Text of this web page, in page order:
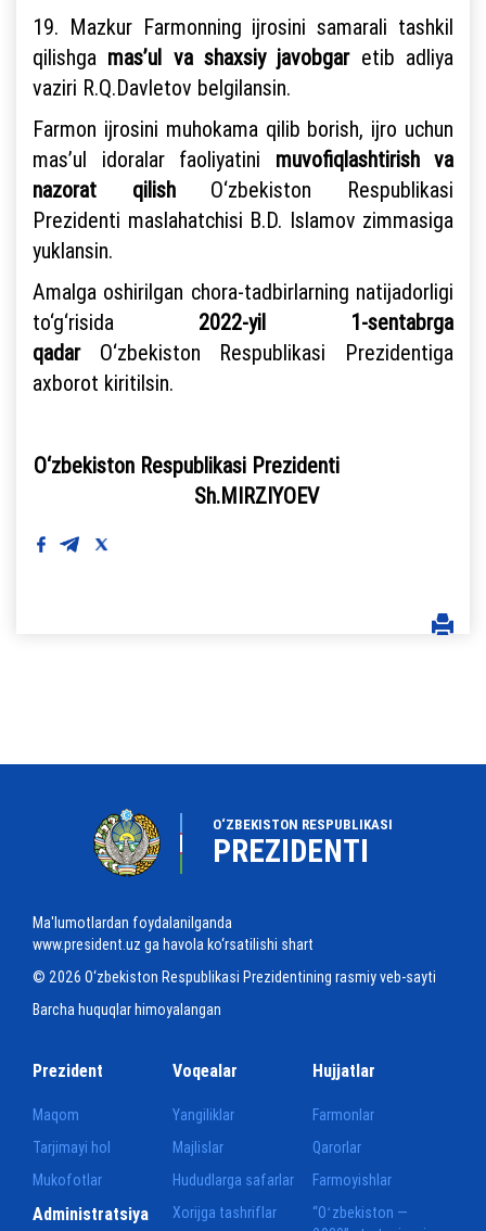
19. Mazkur Farmonning ijrosini samarali tashkil
qilishga mas’ul va shaxsiy javobgaretib adliya
vaziri R.Q.Davletov belgilansin.
Farmon ijrosini muhokama qilib borish, ijro uchun
mas’ul idoralar faoliyatini muvofiqlashtirish va
nazorat qilish O‘zbekiston Respublikasi
Prezidenti maslahatchisi B.D. Islamov zimmasiga
yuklansin.
Amalga oshirilgan chora-tadbirlarning natijadorligi
to‘g‘risida 2022-yil 1-sentabrga
qadarO‘zbekiston Respublikasi Prezidentiga
axborot kiritilsin.
O‘zbekiston Respublikasi Prezidenti
Sh.MIRZIYOEV
O‘ZBEKISTON RESPUBLIKASI
PREZIDENTI
Ma'lumotlardan foydalanilganda
www.president.uz ga havola ko‘rsatilishi shart
© 2026 O‘zbekiston Respublikasi Prezidentining rasmiy veb-sayti
Barcha huquqlar himoyalangan
Prezident
Maqom
Tarjimayi hol
Mukofotlar
Voqealar
Yangiliklar
Majlislar
Hududlarga safarlar
Xorijga tashriflar
Hujjatlar
Farmonlar
Qarorlar
Farmoyishlar
“Oʻzbekiston —
Administratsiya